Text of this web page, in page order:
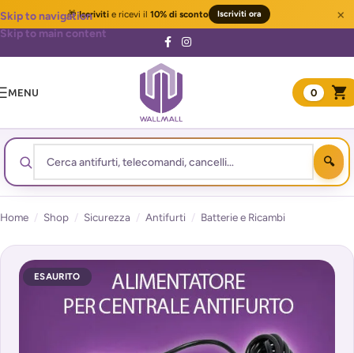
🎁Iscrivitie ricevi il 10% di sconto Iscriviti ora ×
Skip to navigation
Skip to main content
MENU 0
Home / Shop / Sicurezza / Antifurti / Batterie e Ricambi
ESAURITO